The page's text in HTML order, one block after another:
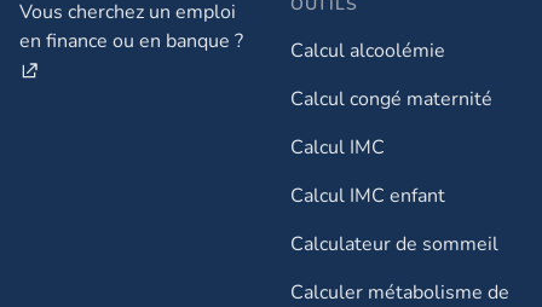
Vous cherchez un emploi
en finance ou en banque ?
Calcul alcoolémie
Calcul congé maternité
Calcul IMC
Calcul IMC enfant
Calculateur de sommeil
Calculer métabolisme de